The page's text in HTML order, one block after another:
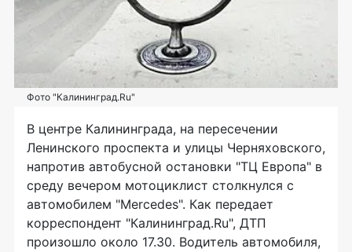
Фото "Калининград.Ru"
В центре Калининграда, на пересечении
Ленинского проспекта и улицы Черняховского,
напротив автобусной остановки "ТЦ Европа" в
среду вечером мотоциклист столкнулся с
автомобилем "Mercedes". Как передает
корреспондент "Калининград.Ru", ДТП
произошло около 17.30. Водитель автомобиля,